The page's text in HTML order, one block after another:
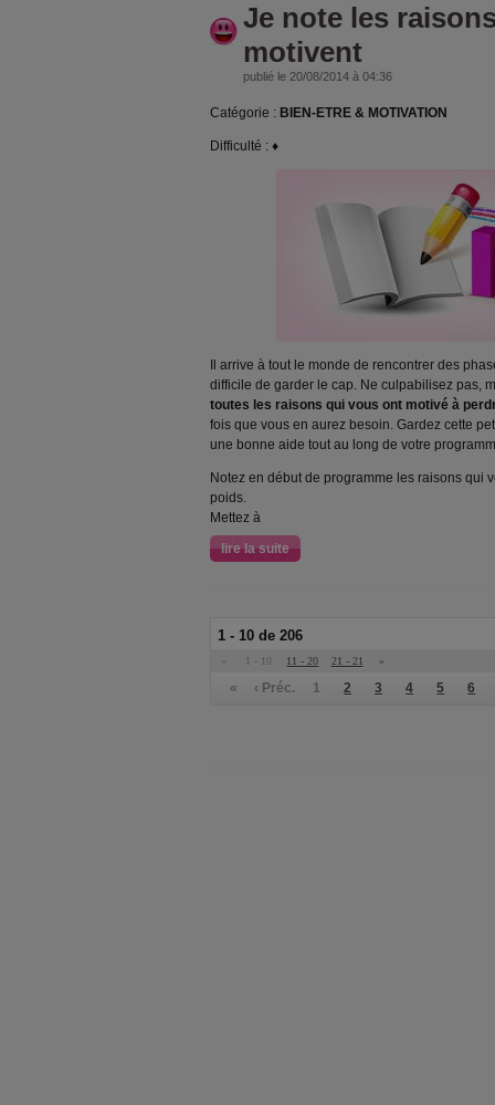
Je note les
motivent
publié le 20/08/2014 à 04:36
Catégorie : BIEN-ETRE & MOTIVATION
Difficulté : ♦
Il arrive à tout le monde de rencontrer des
difficile de garder le cap. Ne culpabilisez pas,
toutes les raisons qui vous ont motivé à
fois que vous en aurez besoin. Gardez cette
une bonne aide tout au long de votre
Notez en début de programme les raisons qui
poids.
Mettez à
lire la suite
1 - 10 de 206
« 1 - 10 11 - 20 21 - 21 »
« ‹ Préc. 1 2 3 4 5 6